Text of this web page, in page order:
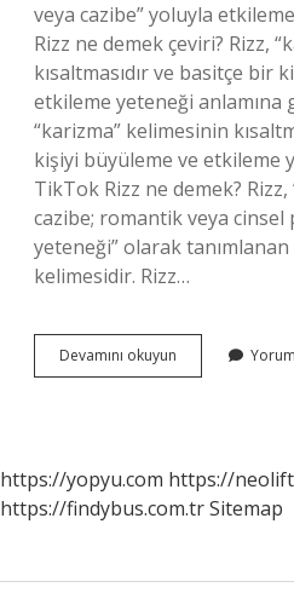
veya cazibe” yoluyla
Rizz ne demek çeviri? Rizz,
kısaltmasıdır ve basitçe bir
etkileme yeteneği anlamına
“karizma” kelimesinin
kişiyi büyüleme ve etkileme
TikTok Rizz ne demek?
cazibe; romantik veya
yeteneği” olarak
kelimesidir. Rizz…
Devamını okuyun
Yapmak
https://yopyu.com https://
https://findybus.com.trSitemap